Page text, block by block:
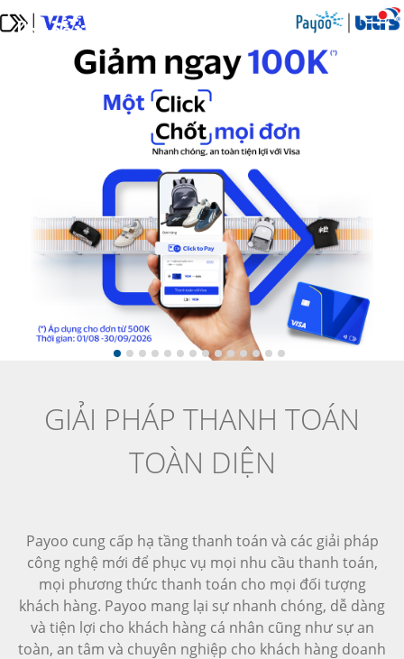
Đăng nhập Đăng ký
SẢN PHẨM & DỊCH VỤ
TIN TỨC
TUYỂN DỤNG
GIẢI PHÁP THANH TOÁN
TOÀN DIỆN
Payoo cung cấp hạ tầng thanh toán và các giải pháp
công nghệ mới để phục vụ mọi nhu cầu thanh toán,
mọi phương thức thanh toán cho mọi đối tượng
khách hàng. Payoo mang lại sự nhanh chóng, dễ dàng
và tiện lợi cho khách hàng cá nhân cũng như sự an
toàn, an tâm và chuyên nghiệp cho khách hàng doanh